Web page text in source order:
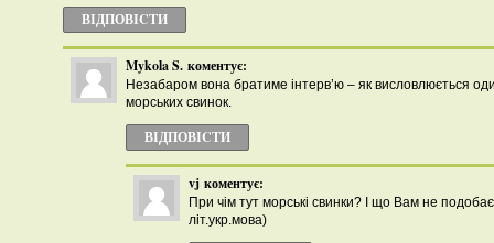
ВІДПОВІCТИ
Mykola S. коментує:
Незабаром вона братиме інтерв’ю – як висловлюється
морських свинок.
ВІДПОВІCТИ
vj коментує:
При чім тут морські свинки? І що Вам не
літ.укр.мова)